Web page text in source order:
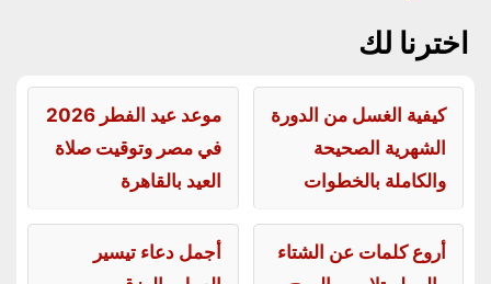
اخترنا لك
كيفية الغسل من الدورة
الشهرية الصحيحة
والكاملة بالخطوات
موعد عيد الفطر 2026
في مصر وتوقيت صلاة
العيد بالقاهرة
أروع كلمات عن الشتاء
أجمل دعاء تيسير